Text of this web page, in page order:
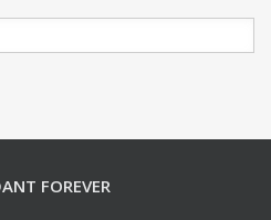
FOREVER